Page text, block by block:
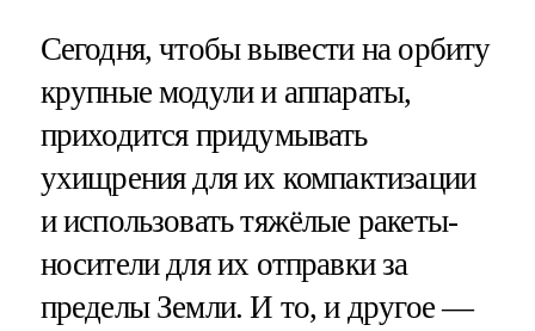
Сегодня, чтобы вывести на орбиту
крупные модули и аппараты,
приходится придумывать
ухищрения для их компактизации
и использовать тяжёлые ракеты-
носители для их отправки за
пределы Земли. И то, и другое —